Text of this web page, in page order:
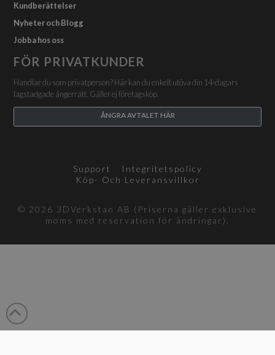
Kundberättelser
Nyheter och Blogg
Jobba hos oss
FÖR PRIVATKUNDER
Handlar du som privatperson? Här kan du enkelt utöva din 14-dagars
lagstadgade ångerrätt. Gäller ej företagsköp.
ÅNGRA AVTALET HÄR
Support
Integritetspolicy
Köp- Och Leveransvillkor
© 2026 3DVerkstan AB (Priserna gäller exklusive
moms med reservation för ändringar).